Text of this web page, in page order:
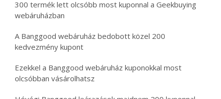
300 termék lett olcsóbb most kuponnal a Geekbuying
webáruházban
A Banggood webáruház bedobott közel 200
kedvezmény kupont
Ezekkel a Banggood webáruház kuponokkal most
olcsóbban vásárolhatsz